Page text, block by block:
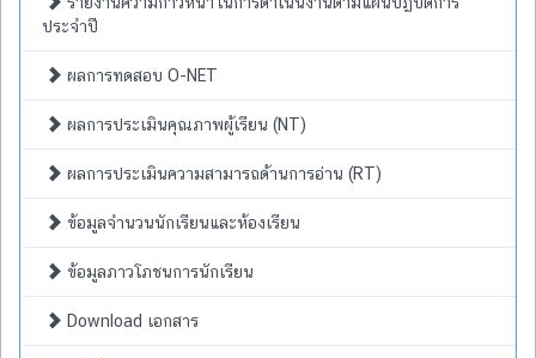
ประจำปี
ผลการทดสอบ O-NET
ผลการประเมินคุณภาพผู้เรียน (NT)
ผลการประเมินความสามารถด้านการอ่าน (RT)
ข้อมูลจำนวนนักเรียนและห้องเรียน
ข้อมูลภาวโภชนการนักเรียน
Download เอกสาร